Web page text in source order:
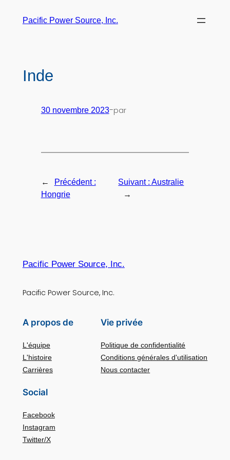
Pacific Power Source, Inc.
Inde
30 novembre 2023-par
←
Précédent :
Hongrie
Suivant :Australie
→
Pacific Power Source, Inc.
Pacific Power Source, Inc.
A propos de
L'équipe
L'histoire
Carrières
Vie privée
Politique de confidentialité
Conditions générales d'utilisation
Nous contacter
Social
Facebook
Instagram
Twitter/X